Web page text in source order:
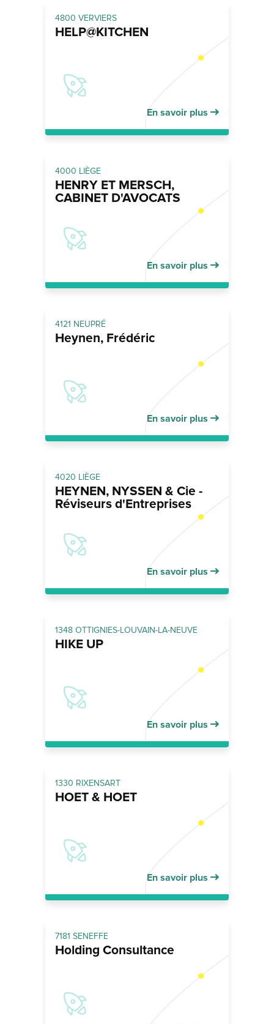
4800 VERVIERS
HELP@KITCHEN
En savoir plus
4000 LIÈGE
HENRY ET MERSCH,
CABINET D'AVOCATS
En savoir plus
4121 NEUPRÉ
Heynen, Frédéric
En savoir plus
4020 LIÈGE
HEYNEN, NYSSEN & Cie -
Réviseurs d'Entreprises
En savoir plus
1348 OTTIGNIES-LOUVAIN-LA-NEUVE
HIKE UP
En savoir plus
1330 RIXENSART
HOET & HOET
En savoir plus
7181 SENEFFE
Holding Consultance